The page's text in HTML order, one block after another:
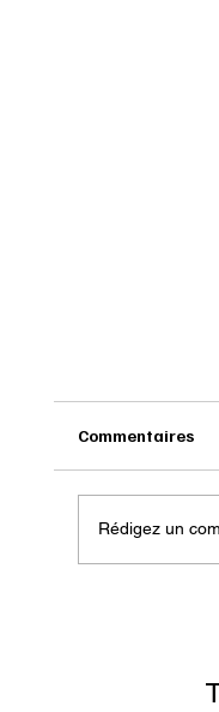
Onatera :
Commentaires
Rédigez un